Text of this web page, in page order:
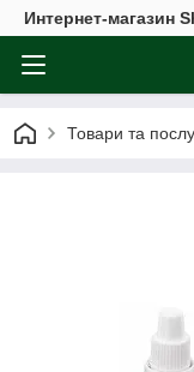
Интернет-магазин
Товари та